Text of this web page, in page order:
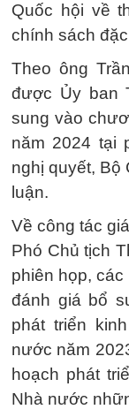
Quốc hội về
chính sách
Theo ông
được Ủy ban
sung vào
năm 2024 tại
nghị quyết, Bộ
luận.
Về công tác
Phó Chủ tịch
phiên họp,
đánh giá bổ
phát triển
nước năm
hoạch phát
Nhà nước